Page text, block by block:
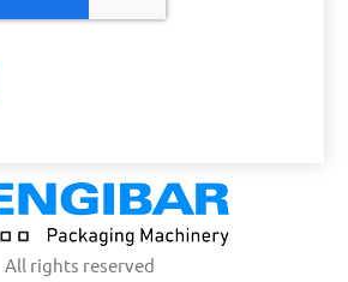
All rights reserved